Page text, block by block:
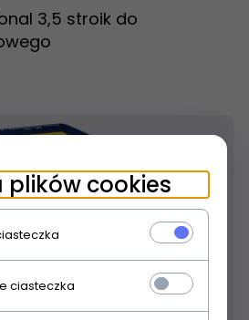
3,5 stroik do
plików cookies
ciasteczka